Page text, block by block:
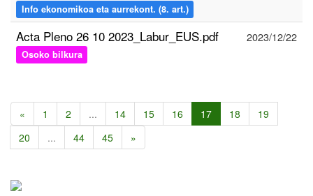
Info ekonomikoa eta aurrekont. (8. art.)
Acta Pleno 26 10 2023_Labur_EUS.pdf
Osoko bilkura
2023/12/22
« 1 2 ... 14 15 16 17 18
19
20
... 44 45 »